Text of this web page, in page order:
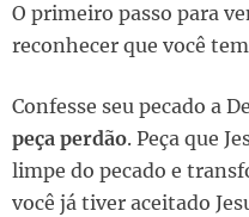
O primeiro passo para
reconhecer que você
Confesse seu pecado a
peça perdão. Peça que
limpe do pecado e
você já tiver aceitado